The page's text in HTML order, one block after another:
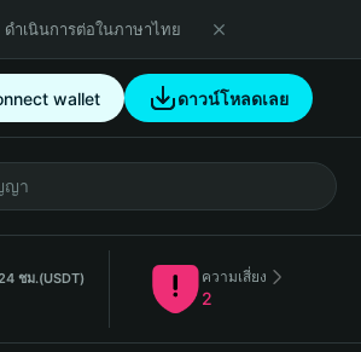
ดำเนินการต่อในภาษาไทย
wallet ดาวน์โหลดเลย
ชม.(USDT) ความเสี่ยง
2